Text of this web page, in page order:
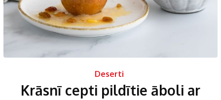
Deserti
Krāsnī cepti pildītie āboli ar